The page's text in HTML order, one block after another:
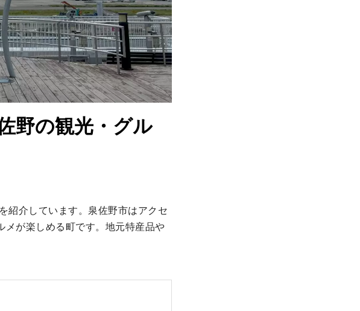
野の観光・グル
紹介しています。泉佐野市はアクセ
メが楽しめる町です。地元特産品や